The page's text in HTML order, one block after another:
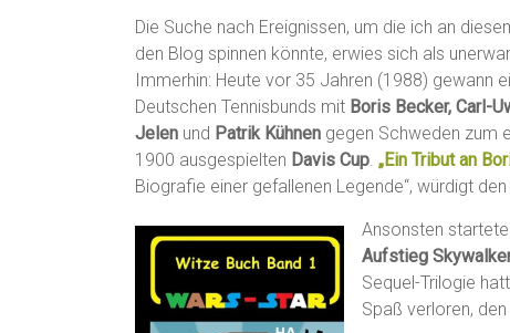
Die Suche nach Ereignissen, um die ich an
den Blog spinnen könnte, erwies sich als
Immerhin: Heute vor 35 Jahren (1988) gewann
Deutschen Tennisbunds mit Boris Becker, Carl-
Jelen und Patrik Kühnen gegen Schweden zum
1900 ausgespielten Davis Cup. „Ein Tribut an
Biografie einer gefallenen Legende“, würdigt
Ansonsten
Aufstieg
Sequel-Trilogie
Spaß verloren, den